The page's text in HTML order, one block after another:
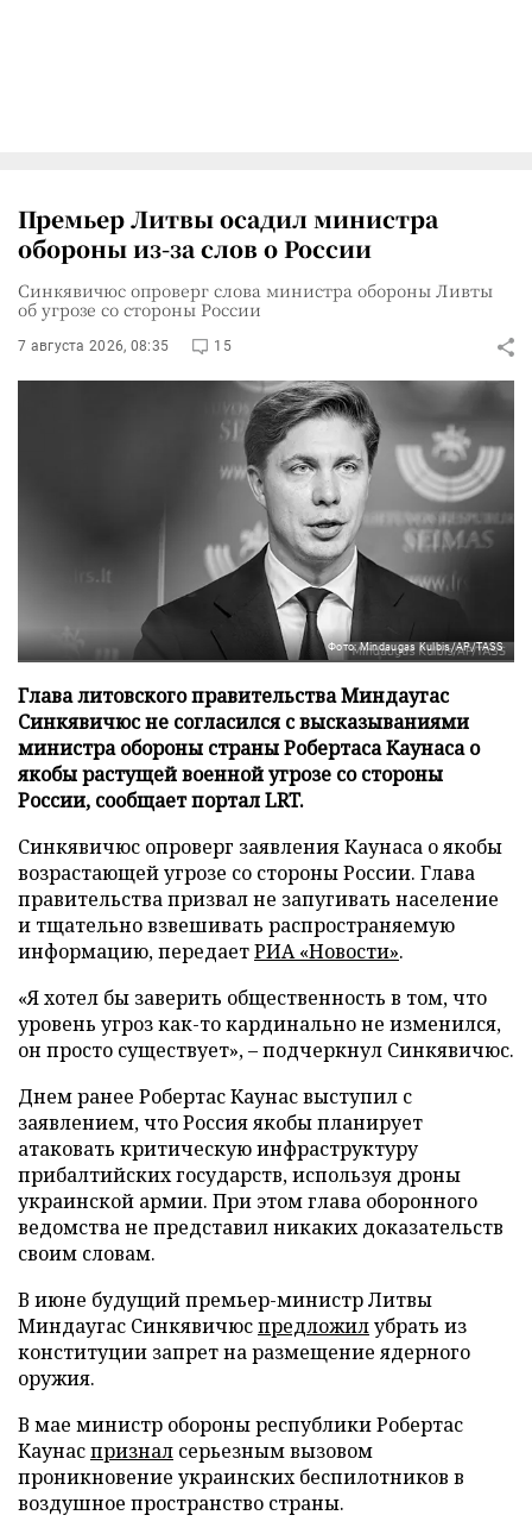
Премьер Литвы осадил министра
обороны из-за слов о России
Синкявичюс опроверг слова министра обороны Ливты
об угрозе со стороны России
7 августа 2026, 08:35 15
Фото: Mindaugas Kulbis/AP/TASS
Глава литовского правительства Миндаугас
Синкявичюс не согласился с высказываниями
министра обороны страны Робертаса Каунаса о
якобы растущей военной угрозе со стороны
России, сообщает портал LRT.
Синкявичюс опроверг заявления Каунаса о якобы
возрастающей угрозе со стороны России. Глава
правительства призвал не запугивать население
и тщательно взвешивать распространяемую
информацию, передаетРИА «Новости».
«Я хотел бы заверить общественность в том, что
уровень угроз как-то кардинально не изменился,
он просто существует», – подчеркнул Синкявичюс.
Днем ранее Робертас Каунас выступил с
заявлением, что Россия якобы планирует
атаковать критическую инфраструктуру
прибалтийских государств, используя дроны
украинской армии. При этом глава оборонного
ведомства не представил никаких доказательств
своим словам.
В июне будущий премьер-министр Литвы
Миндаугас Синкявичюспредложилубрать из
конституции запрет на размещение ядерного
оружия.
В мае министр обороны республики Робертас
Каунаспризнал серьезным вызовом
проникновение украинских беспилотников в
воздушное пространство страны.